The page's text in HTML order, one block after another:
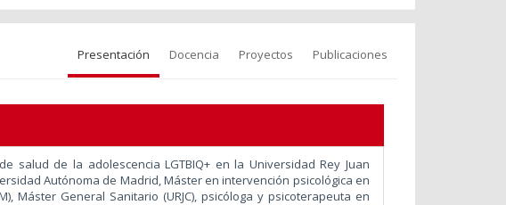
Presentación Docencia Proyectos Publicaciones
salud de la adolescencia LGTBIQ+ en la Universidad Rey Juan
Autónoma de Madrid, Máster en intervención psicológica en
Máster General Sanitario (URJC), psicóloga y psicoterapeuta en